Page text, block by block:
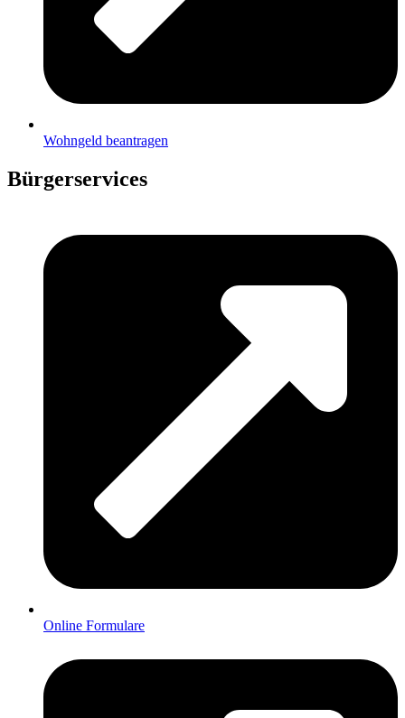
Wohngeld beantragen
Bürgerservices
Online Formulare